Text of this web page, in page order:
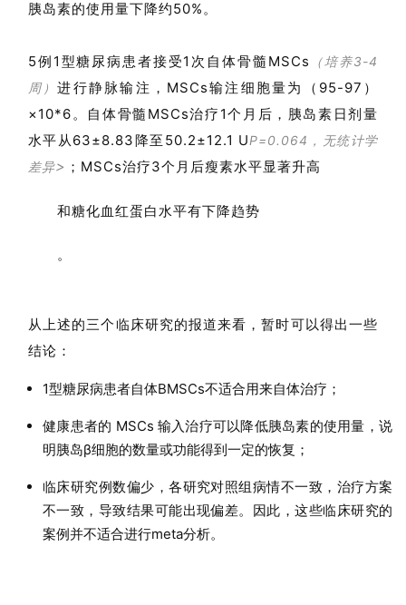
胰岛素的使用量下降约50% 。
5例1型糖尿病患者接受1次自体骨髓MSCs （培养3-4
周）进行静脉输注，MSCs输注细胞量为（95-97）
×10*6。自体骨髓MSCs治疗1个月后，胰岛素日剂量
水平从63±8.83降至50.2±12.1 UP=0.064，无统计学
差异> ；MSCs治疗3个月后瘦素水平显著升高
和糖化血红蛋白水平有下降趋势
。
从上述的三个临床研究的报道来看，暂时可以得出一些
结论：
1型糖尿病患者自体BMSCs不适合用来自体治疗；
健康患者的 MSCs 输入治疗可以降低胰岛素的使用量，说
明胰岛β细胞的数量或功能得到一定的恢复；
临床研究例数偏少，各研究对照组病情不一致，治疗方案
不一致，导致结果可能出现偏差。因此，这些临床研究的
案例并不适合进行meta分析。